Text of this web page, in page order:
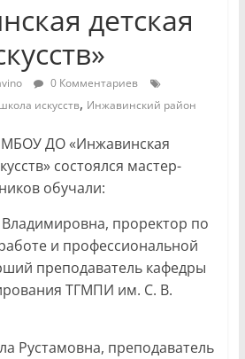
детская
0 Комментариев
искусств, Инжавинский район
МБОУ ДО «Инжавинская
состоялся мастер-
обучали:
проректор по
и профессиональной
преподаватель кафедры
ТГМПИ им. С. В.
Рустамовна, преподаватель